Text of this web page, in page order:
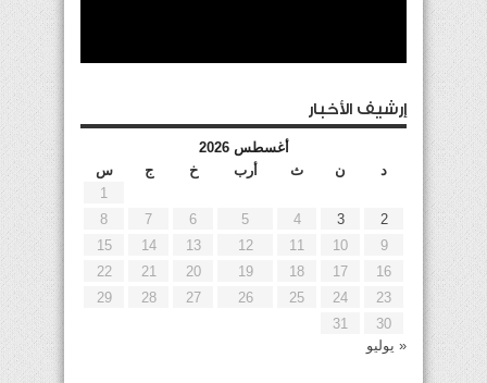
إرشيف الأخبار
أغسطس 2026
د
ن ث أرب خ ج
س
1
2
3
4
5
6
7
8
9
10
11
12
13
14
15
16
17
18
19
20
21
22
23
24
25
26
27
28
29
30
31
« يوليو